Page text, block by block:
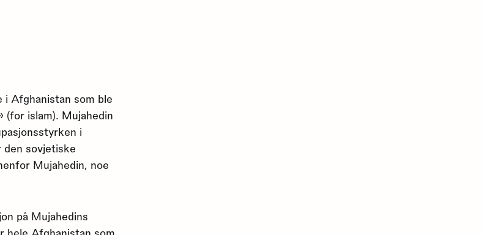
i Afghanistan som ble
islam). Mujahedin
i
sovjetiske
Mujahedin, noe
på Mujahedins
hele Afghanistan som